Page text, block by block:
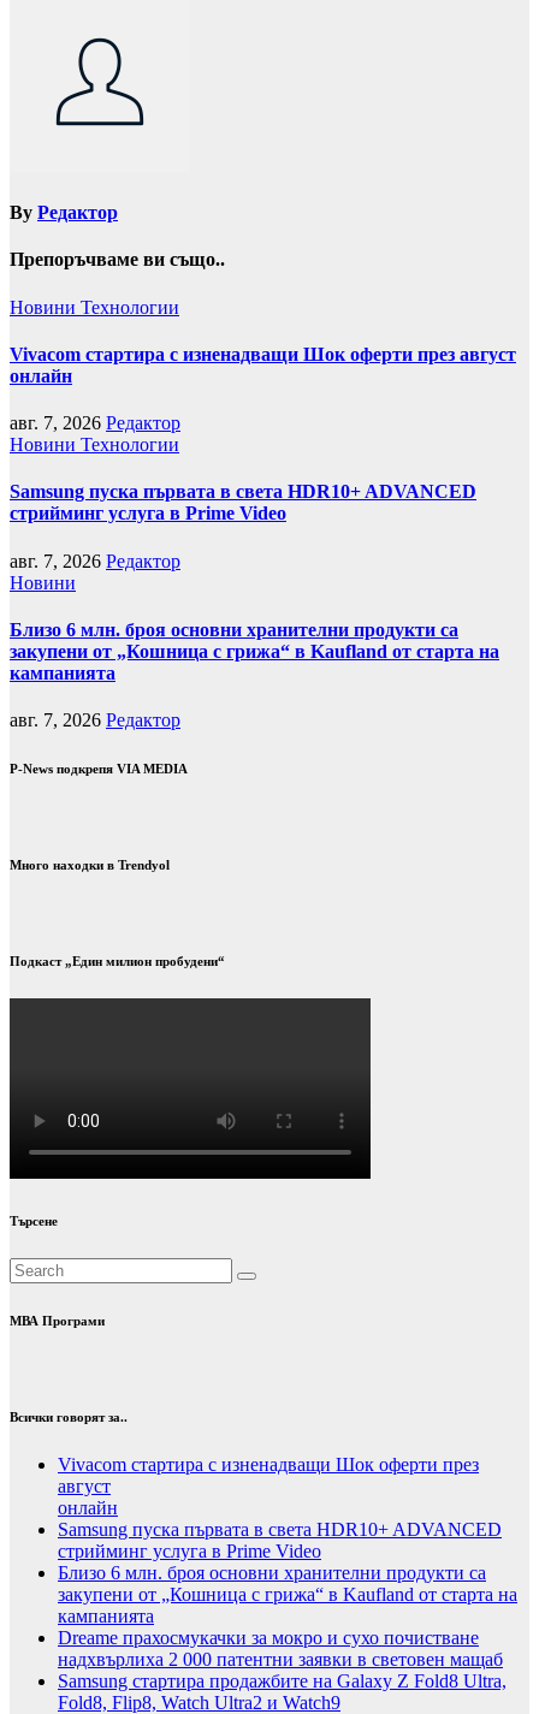
By Редактор
Препоръчваме ви също..
Новини Технологии
Vivacom стартира с изненадващи Шок оферти през август
онлайн
авг. 7, 2026 Редактор
Новини Технологии
Samsung пуска първата в света HDR10+ ADVANCED
стрийминг услуга в Prime Video
авг. 7, 2026 Редактор
Новини
Близо 6 млн. броя основни хранителни продукти са
закупени от „Кошница с грижа“ в Kaufland от старта на
кампанията
авг. 7, 2026 Редактор
P-News подкрепя VIA MEDIA
Много находки в Trendyol
Подкаст „Един милион пробудени“
Търсене
МВА Програми
Всички говорят за..
Vivacom стартира с изненадващи Шок оферти през
август
онлайн
Samsung пуска първата в света HDR10+ ADVANCED
стрийминг услуга в Prime Video
Близо 6 млн. броя основни хранителни продукти са
закупени от „Кошница с грижа“ в Kaufland от старта на
кампанията
Dreame прахосмукачки за мокро и сухо почистване
надхвърлиха 2 000 патентни заявки в световен мащаб
Samsung стартира продажбите на Galaxy Z Fold8 Ultra,
Fold8, Flip8, Watch Ultra2 и Watch9